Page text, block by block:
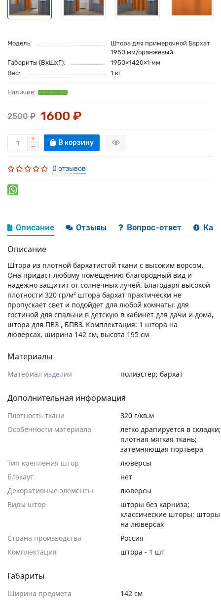
Модель:
Штора для примерочной Бархат
1950 мм/оранжевый
Габариты (ВхШхГ):
1950×1420×1 мм
Вес:
1 кг
2500 ₽ 1600 ₽
В корзину
0 отзывов
Описание Отзывы Вопрос-ответ Как
Описание
Штора из плотной бархатистой ткани с высоким ворсом.
Она придаст любому помещению благородный вид и
надежно защитит от солнечных лучей. Благодаря высокой
плотности 320 гр/м² штора бархат практически не
пропускает свет и подойдет для любой комнаты: для
гостиной для спальни в детскую в кабинет для дачи и дома,
штора для ПВЗ , БПВЗ. Комплектация: 1 штора на
люверсах, ширина 142 см, высота 195 см
Материалы
Материал изделия полиэстер; бархат
Дополнительная информация
Плотность ткани
320 г/кв.м
Особенности материала
легко драпируется в складки;
плотная мягкая ткань;
затемняющая портьера
Тип крепления штор
люверсы
Блэкаут
нет
Декоративные элементы
люверсы
Виды штор
шторы без карниза;
классические шторы; шторы
на люверсах
Страна производства
Россия
Комплектация
штора - 1 шт
Габариты
Ширина предмета
142 см